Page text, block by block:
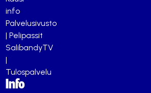
info
Palvelusivusto
| Pelipassit
SalibandyTV
|
Tulospalvelu
Info